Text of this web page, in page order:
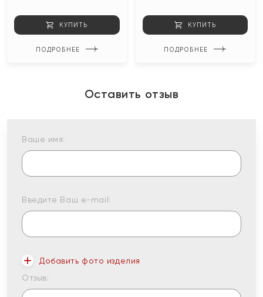
КУПИТЬ
ПОДРОБНЕЕ
КУПИТЬ
ПОДРОБНЕЕ
Оставить отзыв
Ваше имя:
Введите Ваш e-mail:
Добавить фото изделия
Отзыв: